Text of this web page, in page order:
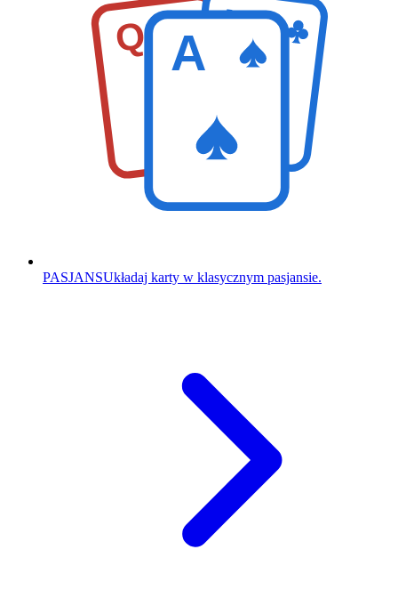
Q K
A
PASJANSUkładaj karty w klasycznym pasjansie.